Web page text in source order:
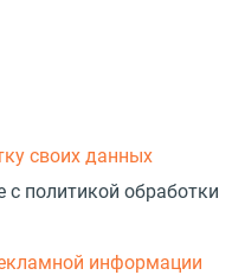
своих данных
с политикой обработки
информации